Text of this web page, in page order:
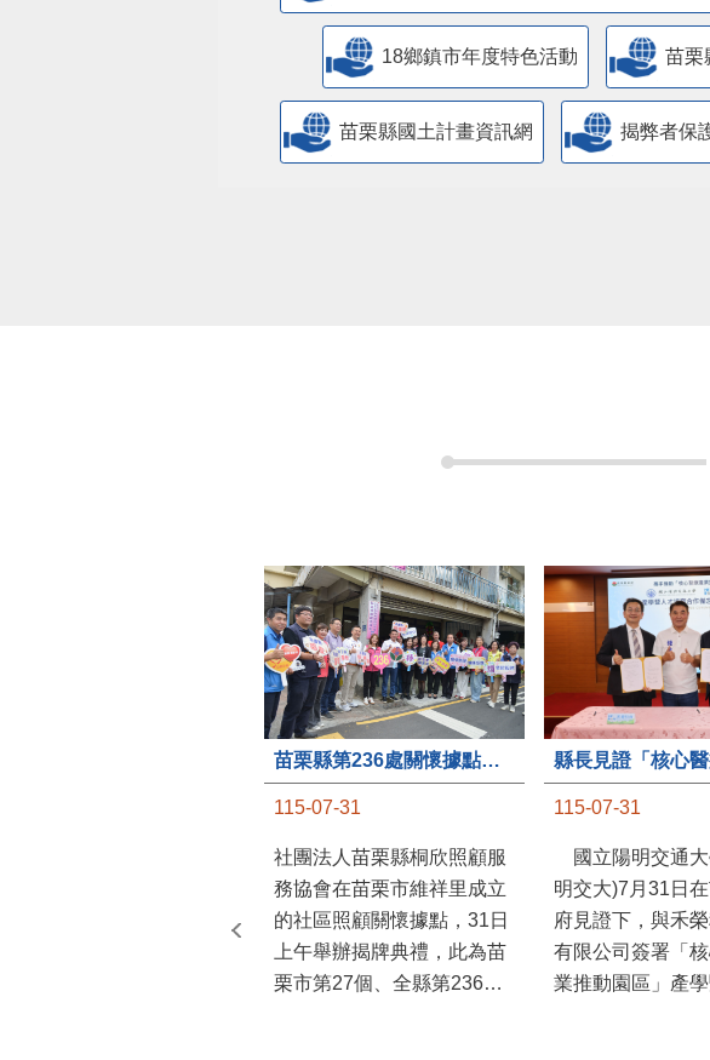
18鄉鎮市年度特色活動 苗栗
苗栗縣國土計畫資訊網 揭弊者保
苗栗縣第236處關懷據點在苗栗市維祥里揭牌
115-07-31
社團法人苗栗縣桐欣照顧服
務協會在苗栗市維祥里成立
的社區照顧關懷據點，31日
上午舉辦揭牌典禮，此為苗
栗市第27個、全縣第236處
115-07-31
國立陽明交通大
明交大)7月31日
府見證下，與禾
有限公司簽署「
業推動園區」產